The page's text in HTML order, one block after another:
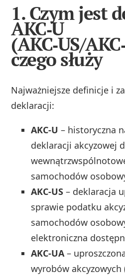
1. Czym jest
AKC‑U
(AKC‑US/
czego służy
Najważniejsze definicje i
deklaracji:
AKC‑U – historyczna
deklaracji akcyzowej
samochodów
AKC‑US – deklaracja
sprawie podatku
samochodów
elektroniczna
AKC‑UA –
wyrobów